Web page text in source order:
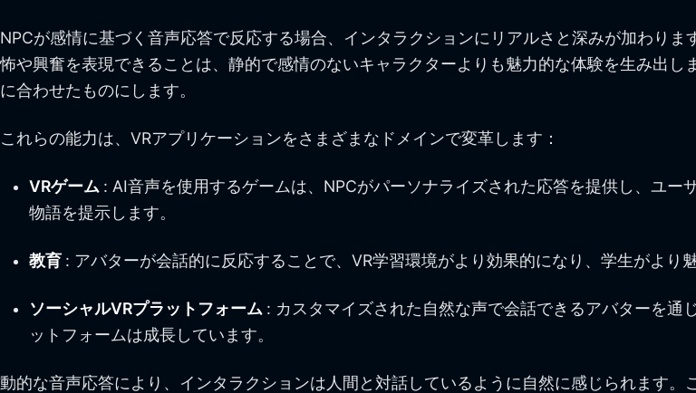
NPCが感情に基づく音声応答で反応する場合、インタラクションにリアルさと深みが加わり
怖や興奮を表現できることは、静的で感情のないキャラクターよりも魅力的な体験を生み出し
に合わせたものにします。
これらの能力は、VRアプリケーションをさまざまなドメインで変革します：
VRゲーム : AI音声を使用するゲームは、NPCがパーソナライズされた応答を提供し、ユ
物語を提示します。
教育 : アバターが会話的に反応することで、VR学習環境がより効果的になり、学生がより
ソーシャルVRプラットフォーム : カスタマイズされた自然な声で会話できるアバターを通
ットフォームは成長しています。
動的な音声応答により、インタラクションは人間と対話しているように自然に感じられます